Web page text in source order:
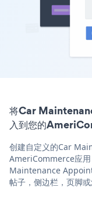
将Car
入到您的
创建自定义的Car
AmeriCommerce应
Maintenance
帖子，侧边栏，页脚或